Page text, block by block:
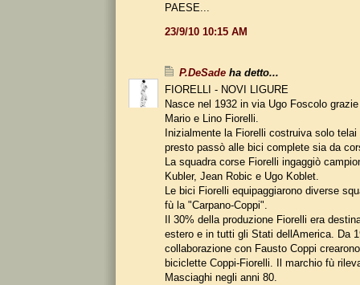
PAESE...
23/9/10 10:15 AM
P.DeSade ha detto...
FIORELLI - NOVI LIGURE
Nasce nel 1932 in via Ugo Foscolo
Mario e Lino Fiorelli.
Inizialmente la Fiorelli costruiva solo
presto passò alle bici complete sia da
La squadra corse Fiorelli ingaggiò
Kubler, Jean Robic e Ugo Koblet.
Le bici Fiorelli equipaggiarono diverse
fù la "Carpano-Coppi".
Il 30% della produzione Fiorelli era
estero e in tutti gli Stati dellAmerica. Da
collaborazione con Fausto Coppi
biciclette Coppi-Fiorelli. Il marchio fù
Masciaghi negli anni 80.